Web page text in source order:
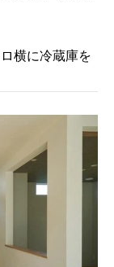
横に冷蔵庫を